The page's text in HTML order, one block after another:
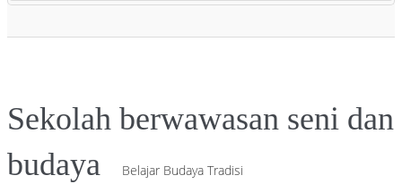
Sekolah berwawasan seni dan
budaya
Belajar Budaya Tradisi